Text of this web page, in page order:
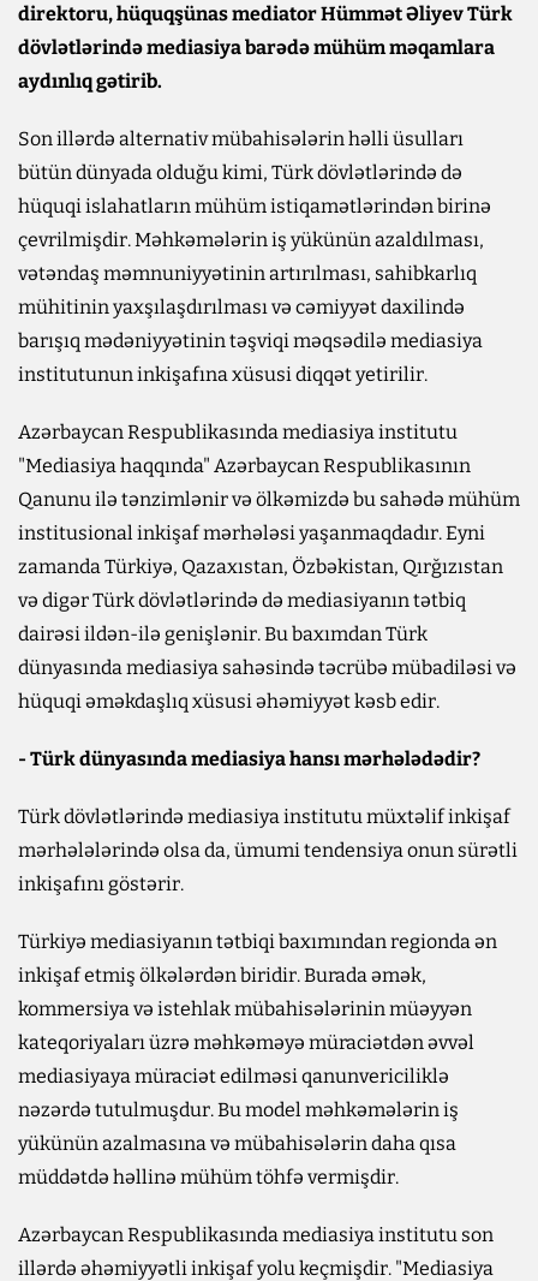
direktoru, hüquqşünas mediator Hümmət Əliyev Türk
dövlətlərində mediasiya barədə mühüm məqamlara
aydınlıq gətirib.
Son illərdə alternativ mübahisələrin həlli üsulları
bütün dünyada olduğu kimi, Türk dövlətlərində də
hüquqi islahatların mühüm istiqamətlərindən birinə
çevrilmişdir. Məhkəmələrin iş yükünün azaldılması,
vətəndaş məmnuniyyətinin artırılması, sahibkarlıq
mühitinin yaxşılaşdırılması və cəmiyyət daxilində
barışıq mədəniyyətinin təşviqi məqsədilə mediasiya
institutunun inkişafına xüsusi diqqət yetirilir.
Azərbaycan Respublikasında mediasiya institutu
"Mediasiya haqqında" Azərbaycan Respublikasının
Qanunu ilə tənzimlənir və ölkəmizdə bu sahədə mühüm
institusional inkişaf mərhələsi yaşanmaqdadır. Eyni
zamanda Türkiyə, Qazaxıstan, Özbəkistan, Qırğızıstan
və digər Türk dövlətlərində də mediasiyanın tətbiq
dairəsi ildən-ilə genişlənir. Bu baxımdan Türk
dünyasında mediasiya sahəsində təcrübə mübadiləsi və
hüquqi əməkdaşlıq xüsusi əhəmiyyət kəsb edir.
- Türk dünyasında mediasiya hansı mərhələdədir?
Türk dövlətlərində mediasiya institutu müxtəlif inkişaf
mərhələlərində olsa da, ümumi tendensiya onun sürətli
inkişafını göstərir.
Türkiyə mediasiyanın tətbiqi baxımından regionda ən
inkişaf etmiş ölkələrdən biridir. Burada əmək,
kommersiya və istehlak mübahisələrinin müəyyən
kateqoriyaları üzrə məhkəməyə müraciətdən əvvəl
mediasiyaya müraciət edilməsi qanunvericiliklə
nəzərdə tutulmuşdur. Bu model məhkəmələrin iş
yükünün azalmasına və mübahisələrin daha qısa
müddətdə həllinə mühüm töhfə vermişdir.
Azərbaycan Respublikasında mediasiya institutu son
illərdə əhəmiyyətli inkişaf yolu keçmişdir. "Mediasiya